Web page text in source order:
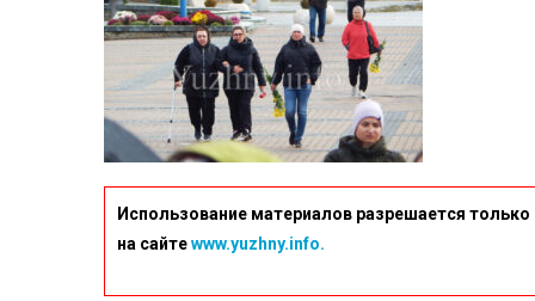
Использование материалов разрешается
на сайтеwww.yuzhny.info.